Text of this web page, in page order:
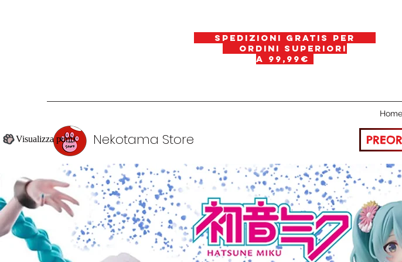
spedizioni gratis per
ordini superiori
a 99,99€
Nekotama Store
Visualizza punti
Home